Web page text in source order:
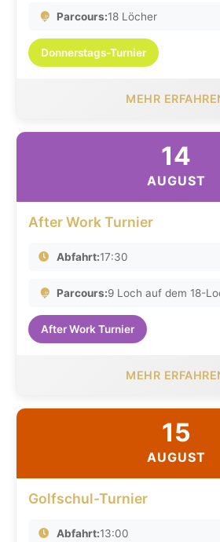
Parcours:18 Löcher
Donnerstags-Turnier
MEHR
14
AUGUST
After Work Turnier
Abfahrt:17:30
Parcours:9 Loch auf dem 18-
After Work Turnier
MEHR
15
AUGUST
Golfschul-Turnier
Abfahrt:13:00